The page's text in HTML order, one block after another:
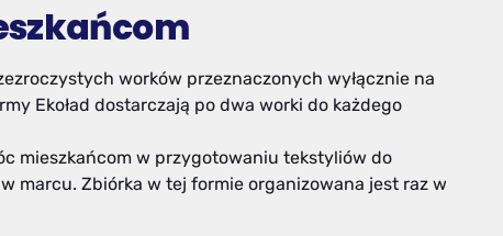
worków przeznaczonych wyłącznie na
Ekoład dostarczają po dwa worki do każdego
mieszkańcom w przygotowaniu tekstyliów do
marcu. Zbiórka w tej formie organizowana jest raz w